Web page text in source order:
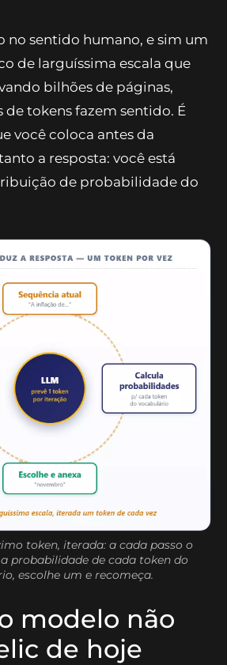
no sentido humano, e sim um
de larguíssima escala que
bilhões de páginas,
de tokens fazem sentido. É
você coloca antes da
a resposta: você está
de probabilidade do
token, iterada: a cada passo o
probabilidade de cada token do
escolhe um e recomeça.
modelo não
de hoje